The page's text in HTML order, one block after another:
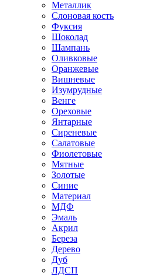
Металлик
Слоновая кость
Фуксия
Шоколад
Шампань
Оливковые
Оранжевые
Вишневые
Изумрудные
Венге
Ореховые
Янтарные
Сиреневые
Салатовые
Фиолетовые
Мятные
Золотые
Синие
Материал
МДФ
Эмаль
Акрил
Береза
Дерево
Дуб
ЛДСП